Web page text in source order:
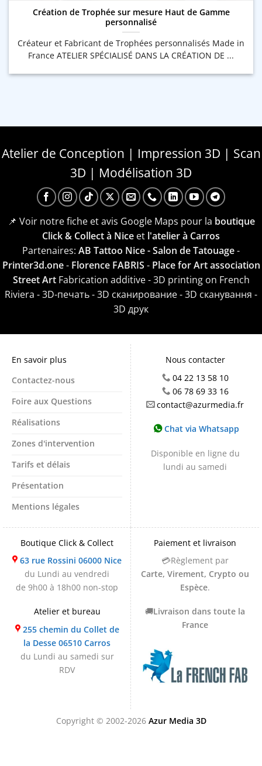
Création de Trophée sur mesure Haut de Gamme
personnalisé
Créateur et Fabricant de Trophées personnalisés Made in
France ATELIER SPÉCIALISÉ DANS LA CRÉATION DE ...
Atelier de Conception | Impression 3D | Scan
3D | Modélisation 3D
📌 Voir notre fiche et avis Google Maps pour la boutique
Click & Collect à Nice et l'atelier à Carros
Partenaires: AB Tattoo Nice - Salon de Tatouage-
Printer3d.one- Florence FABRIS - Place for Art association
Street ArtFabrication additive - 3D printing on French
Riviera - 3D-печать - 3D сканирование - 3D сканування -
3D друк
En savoir plus
Contactez-nous
Foire aux Questions
Réalisations
Zones d'intervention
Tarifs et délais
Présentation
Mentions légales
Nous contacter
04 22 13 58 10
06 78 69 33 16
contact@azurmedia.fr
Chat via Whatsapp
Disponible en ligne du
lundi au samedi
Boutique Click & Collect
63 rue Rossini 06000 Nice
du Lundi au vendredi
de 9h00 à 18h00 non-stop
Atelier et bureau
255 chemin du Collet de
la Desse 06510 Carros
du Lundi au samedi sur
RDV
Paiement et livraison
💳Règlement par
Carte, Virement, Crypto ou
Espèce.
🚚Livraison dans toute la
France
Copyright © 2002-2026 Azur Media 3D